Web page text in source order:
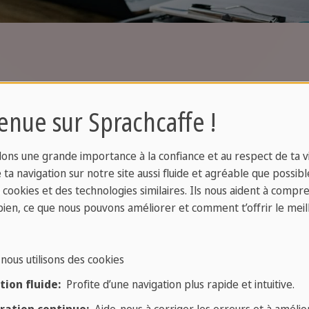
journaliste, ingénieur ou travailler dans le
la capacité à résoudre des problèmes et
utilité, mais si vous voulez progresser dans
de parler plusieurs langues jouera toujours en
les experts s'accordent généralement à dire que
l'allemand et l'espagnol.
est considéré comme la "langue commune"
De plus en plus d'entreprises
sur Sprachcaffe !
une grande importance à la confiance et au respect de ta
navigation sur notre site aussi fluide et agréable que
cookies et des technologies similaires. Ils nous aident à
ce que nous pouvons améliorer et comment t’offrir le
utilisons des cookies
fluide:Profite d’une navigation plus rapide et intuitive.